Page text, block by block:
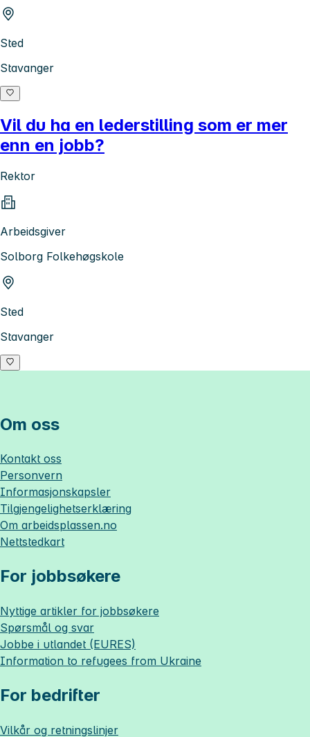
Sted
Stavanger
Vil du ha en lederstilling som er mer
enn en jobb?
Rektor
Arbeidsgiver
Solborg Folkehøgskole
Sted
Stavanger
Om oss
Kontakt oss
Personvern
Informasjonskapsler
Tilgjengelighetserklæring
Om arbeidsplassen.no
Nettstedkart
For jobbsøkere
Nyttige artikler for jobbsøkere
Spørsmål og svar
Jobbe i utlandet (EURES)
Information to refugees from Ukraine
For bedrifter
Vilkår og retningslinjer